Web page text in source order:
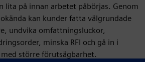
lita på innan arbetet påbörjas. Genom
kan kunder fatta välgrundade
undvika omfattningsluckor,
minska RFI och gå in i
större förutsägbarhet.